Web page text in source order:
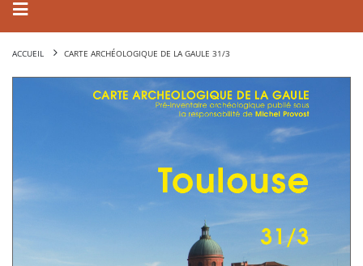
ACCUEIL CARTE ARCHÉOLOGIQUE DE LA GAULE 31/3